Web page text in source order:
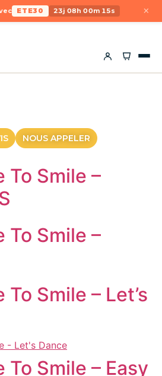
ETE30 23j 08h 00m 15s ×
NOUS APPELER
To Smile –
To Smile –
Smile – Let’s
To Smile – Easy